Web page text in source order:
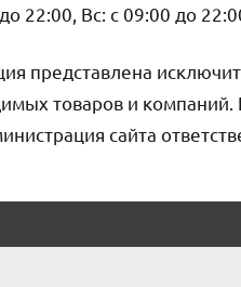
22:00, Вс: с 09:00 до
представлена
товаров и
сайта